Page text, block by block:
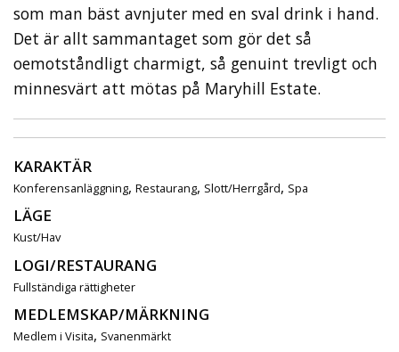
som man bäst avnjuter med en sval drink i hand.
Det är allt sammantaget som gör det så
oemotståndligt charmigt, så genuint trevligt och
minnesvärt att mötas på Maryhill Estate.
KARAKTÄR
Konferensanläggning, Restaurang, Slott/Herrgård, Spa
LÄGE
Kust/Hav
LOGI/RESTAURANG
Fullständiga rättigheter
MEDLEMSKAP/MÄRKNING
Medlem i Visita, Svanenmärkt